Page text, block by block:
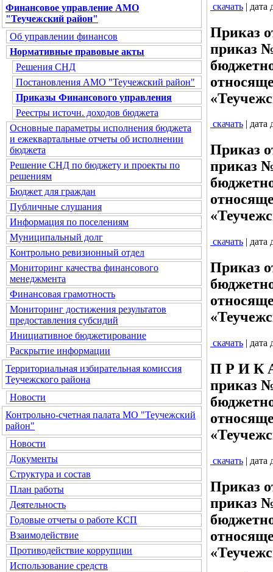
Финансовое управление АМО
"Теучежский район"
Об управлении финансов
Нормативные правовые акты
Решения СНД
Постановления АМО "Теучежский район"
Приказы Финансового управления
Реестры источн. доходов бюджета
Основные параметры исполнения бюджета
и ежеквартальные отчеты об исполнении
бюджета
Решение СНД по бюджету и проекты по
решениям
Бюджет для граждан
Публичные слушания
Информация по поселениям
Муниципальный долг
Контрольно ревизионный отдел
Мониторинг качества финансового
менеджмента
Финансовая грамотность
Мониторинг достижения результатов
предоставления субсидий
Инициативное бюджетирование
Раскрытие информации
Территориальная избирательная комиссия
Теучежского района
Новости
Контрольно-счетная палата МО "Теучежский
район"
Новости
Документы
Структура и состав
План работы
Деятельность
Годовые отчеты о работе КСП
Взаимодействие
Противодействие коррупции
Использование средств
скачать | дата
Приказ
приказ №
скачать | дата
Приказ
приказ №
скачать | дата
Приказ
скачать | дата
П Р И К А
приказ №
скачать | дата
Приказ
приказ №